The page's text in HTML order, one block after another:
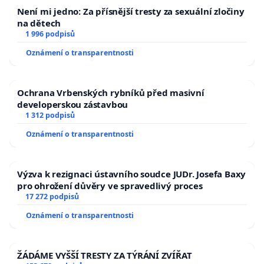
5. Legislativní a administrativní nefunkčnost:
Současný systém ochrany přírody, udělování
výjimek k regulaci predátorů a povinných zpětných
značně neefektivní.
soubor uměle vytvořených lokalit jejich výskytu
(sekundární pstruhová pásma). Lokality
sekundárních pstruhových pásem, jako stále
měsících pod devastujícím predačním tlakem
Není mi jedno: Za přísnější tresty za sexuální zločiny
na dětech
1 996 podpisů
Oznámení o transparentnosti
Ochrana Vrbenských rybníků před masivní
developerskou zástavbou
1 312 podpisů
Oznámení o transparentnosti
Výzva k rezignaci ústavního soudce JUDr. Josefa Baxy
pro ohrožení důvěry ve spravedlivý proces
17 272 podpisů
Oznámení o transparentnosti
ŽÁDÁME VYŠŠÍ TRESTY ZA TÝRÁNÍ ZVÍŘAT